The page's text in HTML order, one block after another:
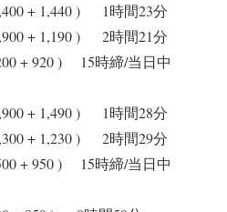
+ 1,440 ) 1時間23分
+ 1,190 ) 2時間21分
+ 920 ) 15時締/当日中
+ 1,490 ) 1時間28分
+ 1,230 ) 2時間29分
+ 950 ) 15時締/当日中